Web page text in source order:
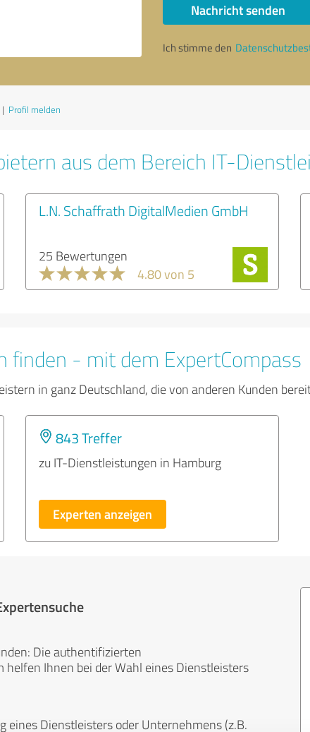
Nachricht senden
Ich stimme den
| Profil melden
aus dem Bereich IT-
L.N. Schaffrath DigitalMedien GmbH
25 Bewertungen
4.80 von 5
finden - mit dem ExpertCompass
in ganz Deutschland, die von anderen Kunden
843 Treffer
zu IT-Dienstleistungen in Hamburg
Experten anzeigen
Die authentifizierten
Ihnen bei der Wahl eines Dienstleisters
eines Dienstleisters oder Unternehmens (z.B.